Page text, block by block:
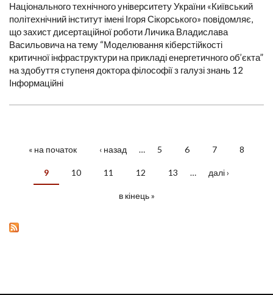
Національного технічного університету України «Київський
політехнічний інститут імені Ігоря Сікорського» повідомляє,
що захист дисертаційної роботи Личика Владислава
Васильовича на тему “Моделювання кіберстійкості
критичної інфраструктури на прикладі енергетичного об’єкта”
на здобуття ступеня доктора філософії з галузі знань 12
Інформаційні
« на початок ‹ назад … 5 6 7 8
9 10 11 12 13 … далі ›
в кінець »